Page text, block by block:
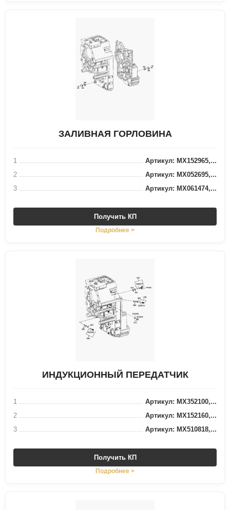
ЗАЛИВНАЯ ГОРЛОВИНА
1
Артикул: MX152965,...
2
Артикул: MX052695,...
3
Артикул: MX061474,...
Получить КП
Подробнее >
ИНДУКЦИОННЫЙ ПЕРЕДАТЧИК
1
Артикул: MX352100,...
2
Артикул: MX152160,...
3
Артикул: MX510818,...
Получить КП
Подробнее >